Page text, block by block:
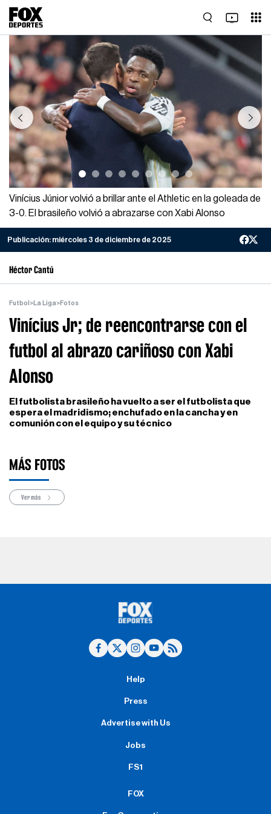
Previous Next
Vinícius Júnior volvió a brillar ante el Athletic en la goleada de
3-0. El brasileño volvió a abrazarse con Xabi Alonso
Publicación: miércoles 3 de diciembre de 2025
Héctor Cantú
Futbol >La Liga>Fotos
Vinícius Jr; de reencontrarse con el
futbol al abrazo cariñoso con Xabi
Alonso
El futbolista brasileño ha vuelto a ser el futbolista que
espera el madridismo; enchufado en la cancha y en
comunión con el equipo y su técnico
MÁS FOTOS
Ver más
Help
Press
Advertise with Us
Jobs
FS1
FOX